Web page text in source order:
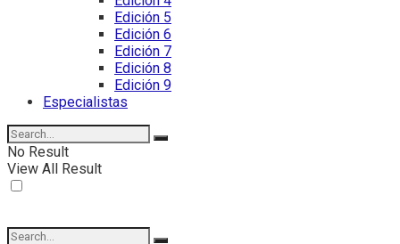
Edición 5
Edición 6
Edición 7
Edición 8
Edición 9
Especialistas
No Result
View All Result